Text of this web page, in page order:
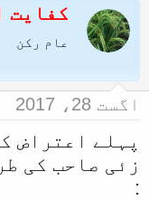
کفایت
عام رکن
اگست 28، 2017
پہلے اعتراض
زئی صاحب کی
: